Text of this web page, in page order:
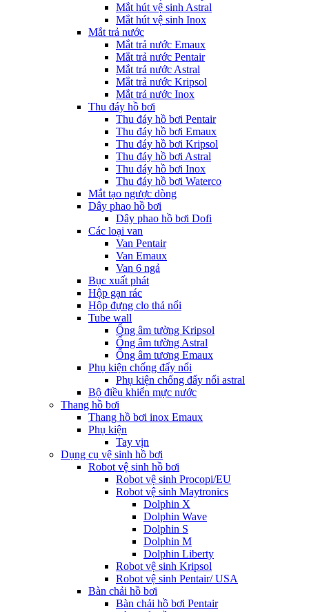
Mắt hút vệ sinh Astral
Mắt hút vệ sinh Inox
Mắt trả nước
Mắt trả nước Emaux
Mắt trả nước Pentair
Mắt trả nước Astral
Mắt trả nước Kripsol
Mắt trả nước Inox
Thu đáy hồ bơi
Thu đáy hồ bơi Pentair
Thu đáy hồ bơi Emaux
Thu đáy hồ bơi Kripsol
Thu đáy hồ bơi Astral
Thu đáy hồ bơi Inox
Thu đáy hồ bơi Waterco
Mắt tạo ngược dòng
Dây phao hồ bơi
Dây phao hồ bơi Dofi
Các loại van
Van Pentair
Van Emaux
Van 6 ngả
Bục xuất phát
Hộp gạn rác
Hộp đựng clo thả nổi
Tube wall
Ống âm tường Kripsol
Ống âm tường Astral
Ống âm tương Emaux
Phụ kiện chống đẩy nổi
Phụ kiện chống đẩy nổi astral
Bộ điều khiển mực nước
Thang hồ bơi
Thang hồ bơi inox Emaux
Phụ kiện
Tay vịn
Dụng cụ vệ sinh hồ bơi
Robot vệ sinh hồ bơi
Robot vệ sinh Procopi/EU
Robot vệ sinh Maytronics
Dolphin X
Dolphin Wave
Dolphin S
Dolphin M
Dolphin Liberty
Robot vệ sinh Kripsol
Robot vệ sinh Pentair/ USA
Bàn chải hồ bơi
Bàn chải hồ bơi Pentair